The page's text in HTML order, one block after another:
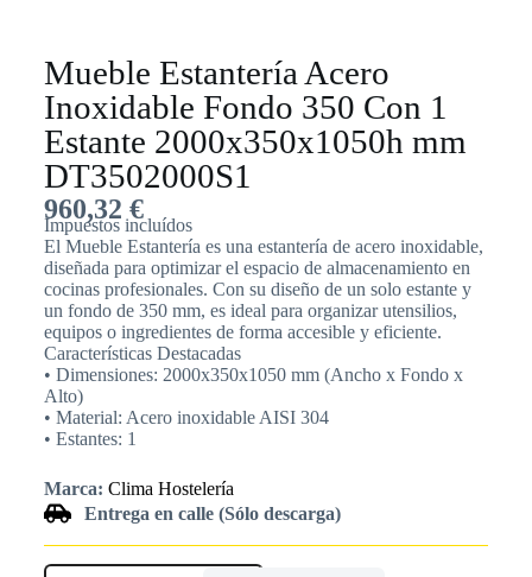
Mueble Estantería Acero
Inoxidable Fondo 350 Con 1
Estante 2000x350x1050h mm
DT3502000S1
960,32 €
Impuestos incluídos
El Mueble Estantería es una estantería de acero inoxidable,
diseñada para optimizar el espacio de almacenamiento en
cocinas profesionales. Con su diseño de un solo estante y
un fondo de 350 mm, es ideal para organizar utensilios,
equipos o ingredientes de forma accesible y eficiente.
Características Destacadas
• Dimensiones: 2000x350x1050 mm (Ancho x Fondo x
Alto)
• Material: Acero inoxidable AISI 304
• Estantes: 1
Marca: Clima Hostelería
Entrega en calle (Sólo descarga)